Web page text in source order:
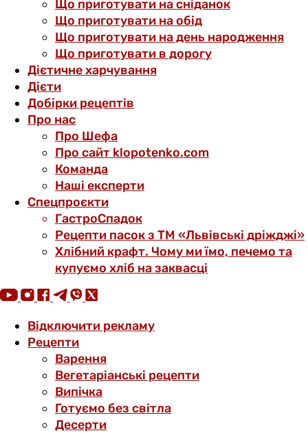
Що приготувати на сніданок
Що приготувати на обід
Що приготувати на день народження
Що приготувати в дорогу
Дієтичне харчування
Дієти
Добірки рецептів
Про нас
Про Шефа
Про сайт klopotenko.com
Команда
Наші експерти
Спецпроєкти
ГастроСпадок
Рецепти пасок з ТМ «Львівські дріжджі»
Хлібний крафт. Чому ми їмо, печемо та
купуємо хліб на заквасці
Відключити рекламу
Рецепти
Варення
Вегетаріанські рецепти
Випічка
Готуємо без світла
Десерти